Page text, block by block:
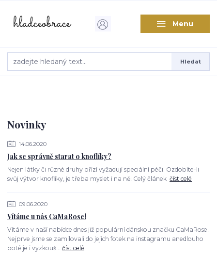
Menu
Hledat
Novinky
14.06.2020
Jak se správně starat o knoflíky?
Nejen látky či různé druhy přízí vyžadují speciální péči. Ozdobíte-li
svůj výtvor knoflíky, je třeba myslet i na ně! Celý článek číst celé
09.06.2020
Vítáme u nás CaMaRose!
Vítáme v naší nabídce dnes již populární dánskou značku CaMaRose.
Nejprve jsme se zamilovali do jejich fotek na instagramu anedlouho
poté je i vyzkouš... číst celé